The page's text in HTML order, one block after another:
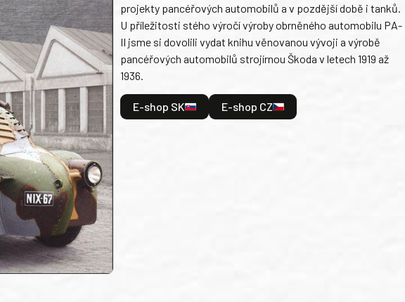
projekty pancéřových automobilů a v pozdější době i tanků.
U příležitosti stého výročí výroby obrněného automobilu PA-
II jsme si dovolili vydat knihu věnovanou vývoji a výrobě
pancéřových automobilů strojírnou Škoda v letech 1919 až
1936.
E-shop SK E-shop CZ